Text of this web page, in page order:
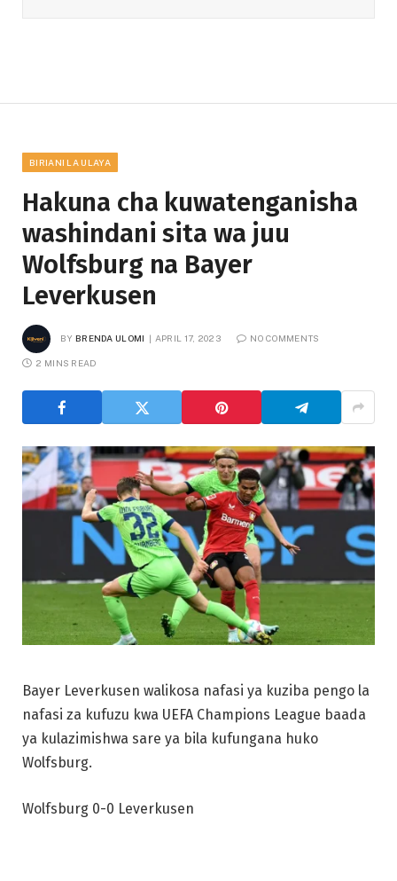
BIRIANI LA ULAYA
Hakuna cha kuwatenganisha
washindani sita wa juu
Wolfsburg na Bayer
Leverkusen
BY BRENDA ULOMI APRIL 17, 2023 NO COMMENTS
2 MINS READ
Bayer Leverkusen walikosa nafasi ya kuziba pengo la
nafasi za kufuzu kwa UEFA Champions League baada
ya kulazimishwa sare ya bila kufungana huko
Wolfsburg.
Wolfsburg 0-0 Leverkusen